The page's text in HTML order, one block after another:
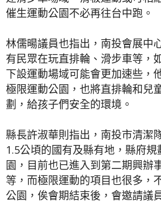
催生運動公園不必再往台中跑。
林儒暘議員也指出，南投會展中
有民眾在玩直排輪、滑步車等，
下設運動場域可能會更加速些，
極限運動公園，也將直排輪和兒
劃，給孩子們安全的環境。
縣長許淑華則指出，南投市清潔
1.5公頃的國有及縣有地，縣府
園，目前也已進入到第二期興辦
等，而極限運動的項目也很多，
公園，俟會期結束後，會邀請議